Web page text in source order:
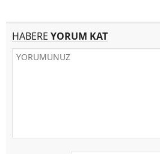
HABERE YORUM KAT